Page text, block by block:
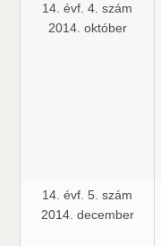
14. évf. 4. szám
2014. október
14. évf. 5. szám
2014. december